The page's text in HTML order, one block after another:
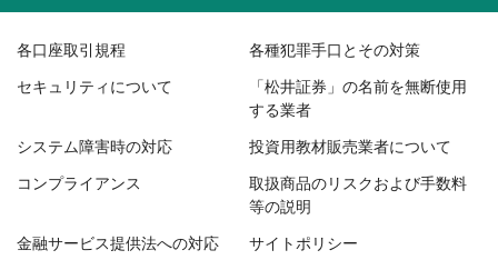
各口座取引規程 各種犯罪手口とその対策
セキュリティについて
「松井証券」の名前を無断使用
する業者
システム障害時の対応 投資用教材販売業者について
コンプライアンス
取扱商品のリスクおよび手数料
等の説明
金融サービス提供法への対応 サイトポリシー